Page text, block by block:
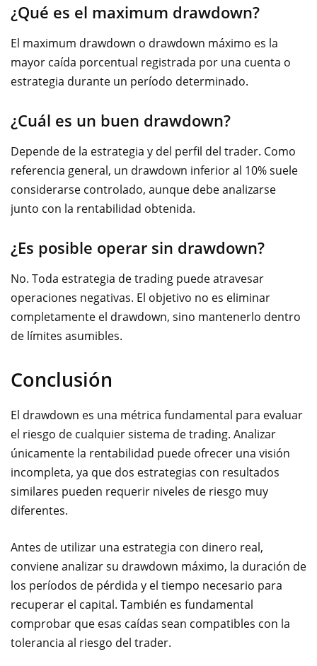
¿Qué es el maximum drawdown?
El maximum drawdown o drawdown máximo es la
mayor caída porcentual registrada por una cuenta o
estrategia durante un período determinado.
¿Cuál es un buen drawdown?
Depende de la estrategia y del perfil del trader. Como
referencia general, un drawdown inferior al 10% suele
considerarse controlado, aunque debe analizarse
junto con la rentabilidad obtenida.
¿Es posible operar sin drawdown?
No. Toda estrategia de trading puede atravesar
operaciones negativas. El objetivo no es eliminar
completamente el drawdown, sino mantenerlo dentro
de límites asumibles.
Conclusión
El drawdown es una métrica fundamental para evaluar
el riesgo de cualquier sistema de trading. Analizar
únicamente la rentabilidad puede ofrecer una visión
incompleta, ya que dos estrategias con resultados
similares pueden requerir niveles de riesgo muy
diferentes.
Antes de utilizar una estrategia con dinero real,
conviene analizar su drawdown máximo, la duración de
los períodos de pérdida y el tiempo necesario para
recuperar el capital. También es fundamental
comprobar que esas caídas sean compatibles con la
tolerancia al riesgo del trader.